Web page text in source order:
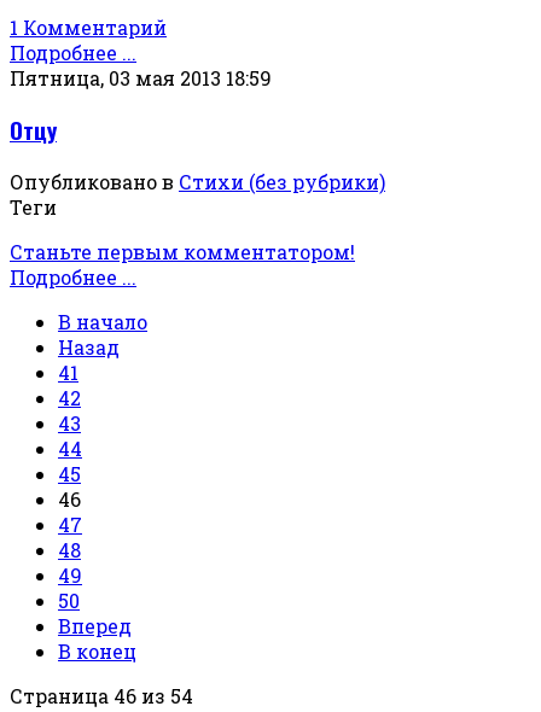
1 Комментарий
Подробнее ...
Пятница, 03 мая 2013 18:59
Отцу
Опубликовано в Стихи (без рубрики)
Теги
Станьте первым комментатором!
Подробнее ...
В начало
Назад
41
42
43
44
45
46
47
48
49
50
Вперед
В конец
Страница 46 из 54